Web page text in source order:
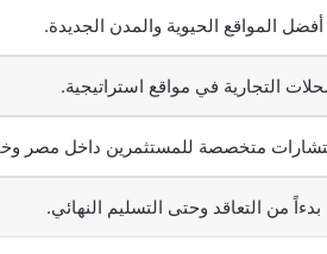
المواقع الحيوية والمدن الجديدة.
التجارية في مواقع استراتيجية.
متخصصة للمستثمرين داخل مصر
بدءاً من التعاقد وحتى التسليم النهائي.